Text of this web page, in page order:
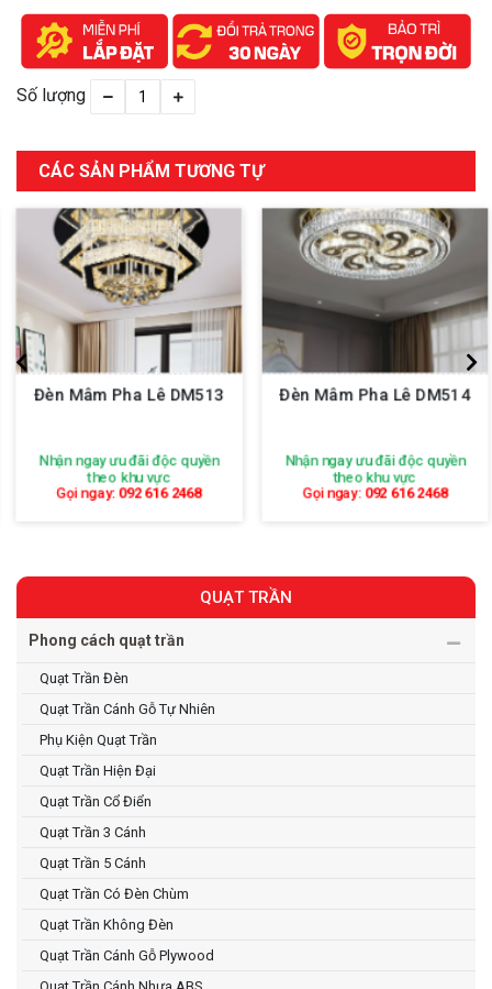
Số lượng
CÁC SẢN PHẨM TƯƠNG TỰ
Đèn Mâm Pha Lê DM513
Nhận ngay ưu đãi độc quyền
theo khu vực
Gọi ngay:092 616 2468
Đèn Mâm Pha Lê DM514
Nhận ngay ưu đãi độc quyền
theo khu vực
Gọi ngay:092 616 2468
QUẠT TRẦN
Phong cách quạt trần
Quạt Trần Đèn
Quạt Trần Cánh Gỗ Tự Nhiên
Phụ Kiện Quạt Trần
Quạt Trần Hiện Đại
Quạt Trần Cổ Điển
Quạt Trần 3 Cánh
Quạt Trần 5 Cánh
Quạt Trần Có Đèn Chùm
Quạt Trần Không Đèn
Quạt Trần Cánh Gỗ Plywood